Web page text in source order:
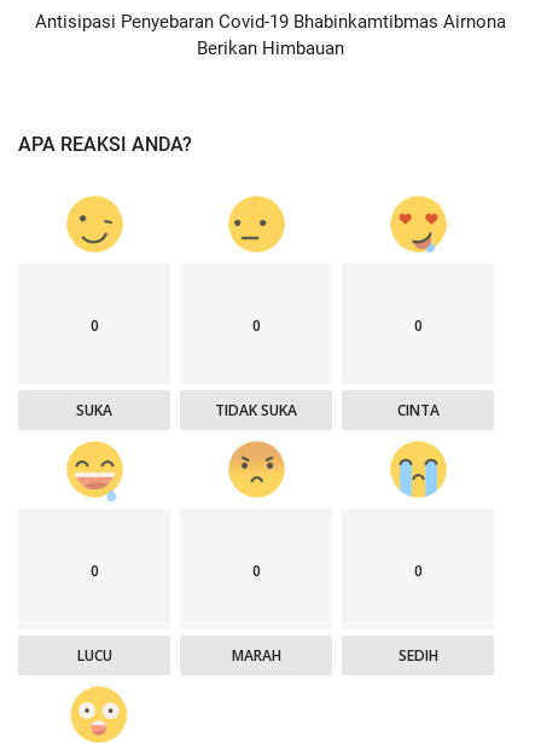
Antisipasi Penyebaran Covid-19 Bhabinkamtibmas Airnona
Berikan Himbauan
APA REAKSI ANDA?
0
SUKA
0
TIDAK SUKA
0
CINTA
0
LUCU
0
MARAH
0
SEDIH